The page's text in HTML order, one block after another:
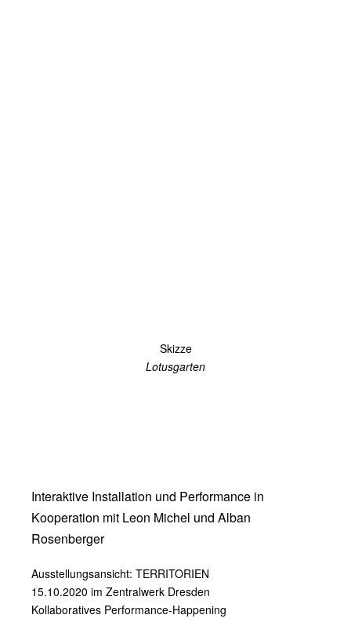
Skizze
Lotusgarten
Interaktive Installation und Performance in
Kooperation mit Leon Michel und Alban
Rosenberger
Ausstellungsansicht: TERRITORIEN
15.10.2020 im Zentralwerk Dresden
Kollaboratives Performance-Happening